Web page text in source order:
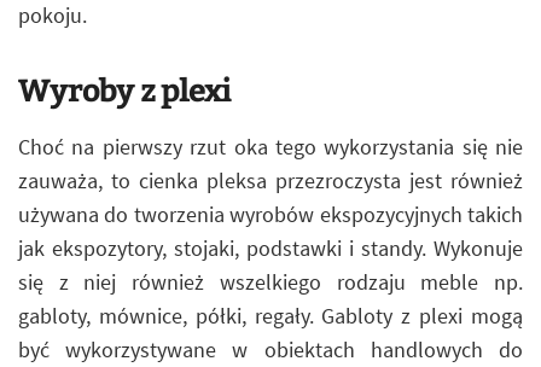
pokoju.
Wyroby z plexi
Choć na pierwszy rzut oka tego wykorzystania się nie
zauważa, to cienka pleksa przezroczysta jest również
używana do tworzenia wyrobów ekspozycyjnych takich
jak ekspozytory, stojaki, podstawki i standy. Wykonuje
się z niej również wszelkiego rodzaju meble np.
gabloty, mównice, półki, regały. Gabloty z plexi mogą
być wykorzystywane w obiektach handlowych do